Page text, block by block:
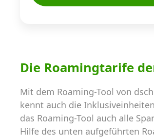
Die Roamingtarife
Mit dem Roaming-Tool von
kennt auch die
das Roaming-Tool auch alle
Hilfe des unten aufgeführten